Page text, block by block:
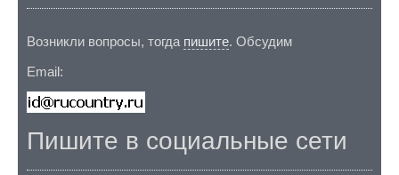
Возникли вопросы, тогда пишите. Обсудим
Email:
Пишите в социальные сети